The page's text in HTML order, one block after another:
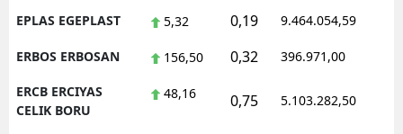
EPLAS EGEPLAST 5,32 0,19 9.464.054,59
ERBOS ERBOSAN 156,50 0,32 396.971,00
ERCB ERCIYAS
CELIK BORU
48,16 0,75 5.103.282,50